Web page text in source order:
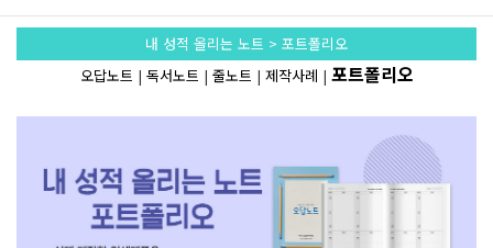
내 성적 올리는 노트 > 포트폴리오
오답노트 | 독서노트 | 줄노트 | 제작사례 | 포트폴리오